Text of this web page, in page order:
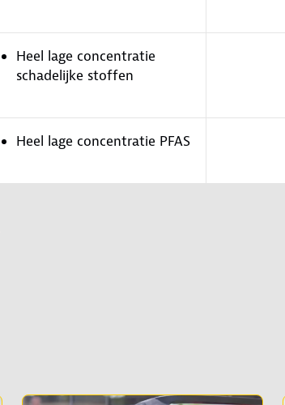
Heel lage concentratie
schadelijke stoffen
Heel lage concentratie PFAS